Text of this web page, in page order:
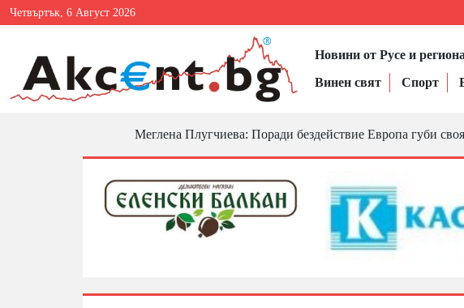
Четвъртък, 6 Август 2026
Новини от Русе и региона
Винен свят
Спорт
Меглена Плугчиева: Поради бездействие Европа губи